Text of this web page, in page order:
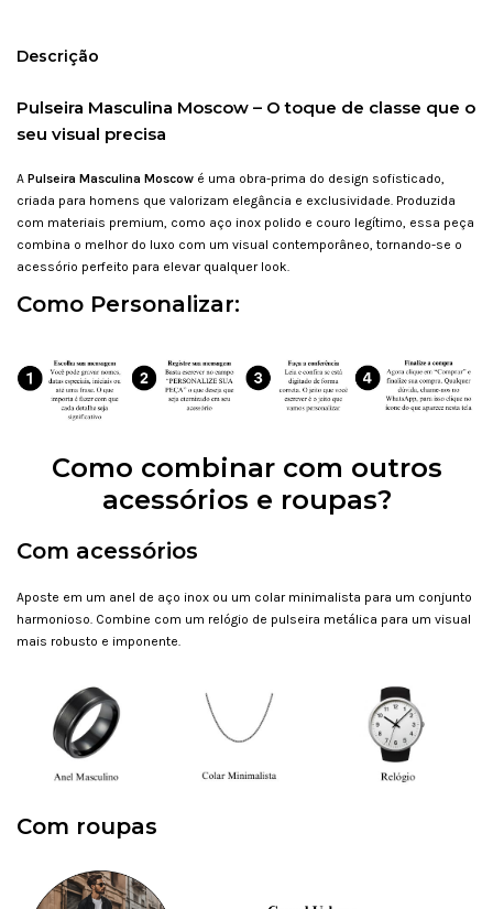
Descrição
Pulseira Masculina Moscow – O toque de classe que o
seu visual precisa
A Pulseira Masculina Moscow é uma obra-prima do design sofisticado,
criada para homens que valorizam elegância e exclusividade. Produzida
com materiais premium, como aço inox polido e couro legítimo, essa peça
combina o melhor do luxo com um visual contemporâneo, tornando-se o
acessório perfeito para elevar qualquer look.
Como Personalizar:
Como combinar com outros
acessórios e roupas?
Com acessórios
Aposte em um anel de aço inox ou um colar minimalista para um conjunto
harmonioso. Combine com um relógio de pulseira metálica para um visual
mais robusto e imponente.
Com roupas